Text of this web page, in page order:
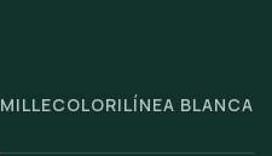
MILLECOLORILÍNEA BLANCA